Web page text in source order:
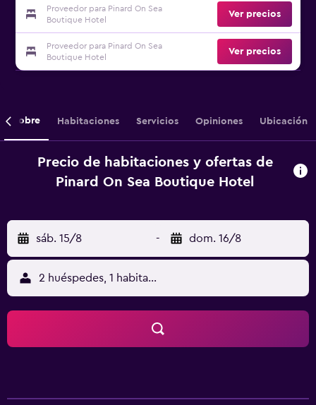
Proveedor para Pinard On Sea
Boutique Hotel
Ver precios
Proveedor para Pinard On Sea
Boutique Hotel
Ver precios
Sobre Habitaciones Servicios Opiniones Ubicación
Precio de habitaciones y ofertas de
Pinard On Sea Boutique Hotel
sáb. 15/8 - dom. 16/8
2 huéspedes, 1 habitación